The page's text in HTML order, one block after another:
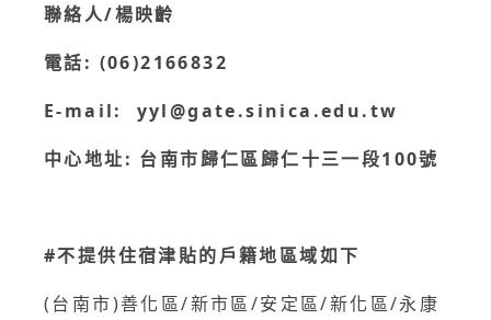
聯絡人/楊映齡
電話: (06)2166832
E-mail: yyl@gate.sinica.edu.tw
中心地址: 台南市歸仁區歸仁十三一段100號
#不提供住宿津貼的戶籍地區域如下
(台南市)善化區/新市區/安定區/新化區/永康